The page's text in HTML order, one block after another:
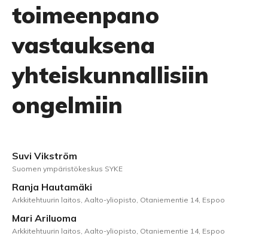
toimeenpano
vastauksena
yhteiskunnallisiin
ongelmiin
Suvi Vikström
Suomen ympäristökeskus SYKE
Ranja Hautamäki
Arkkitehtuurin laitos, Aalto-yliopisto, Otaniementie 14, Espoo
Mari Ariluoma
Arkkitehtuurin laitos, Aalto-yliopisto, Otaniementie 14, Espoo